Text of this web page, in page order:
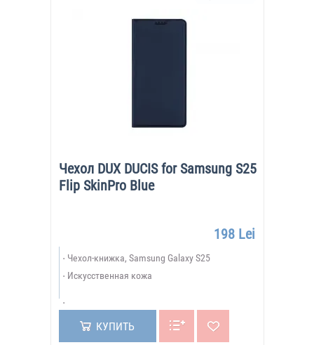
Чехол DUX DUCIS for Samsung S25
Flip SkinPro Blue
198 Lei
Чехол-книжка, Samsung Galaxy S25
Искусственная кожа
КУПИТЬ